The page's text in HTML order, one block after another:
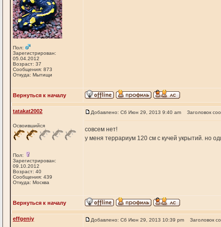
Пол:
Зарегистрирован:
05.04.2012
Возраст: 37
Сообщения: 873
Откуда: Мытищи
Вернуться к началу
tatakat2002
Освоившийся
Пол:
Зарегистрирован:
09.10.2012
Возраст: 40
Сообщения: 439
Откуда: Москва
Добавлено: Сб Июн 29, 2013 9:40 am Заголовок
совсем нет!
у меня террариум 120 см с кучей укрытий. но
Вернуться к началу
effgeniy Добавлено: Сб Июн 29, 2013 10:39 pm Заголовок